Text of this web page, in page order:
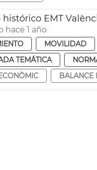
EMT
hace 1 año
MOVILIDAD
TEMÁTICA
BALANCE